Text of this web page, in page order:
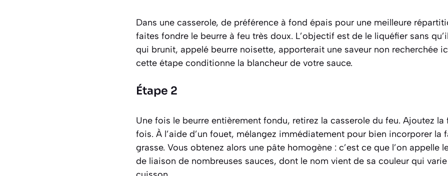
Dans une casserole, de préférence à fond épais pour une meilleure
faites fondre le beurre à feu très doux. L’objectif est de le liquéfier sans
qui brunit, appelé beurre noisette, apporterait une saveur non recherchée
cette étape conditionne la blancheur de votre sauce.
Étape 2
Une fois le beurre entièrement fondu, retirez la casserole du feu. Ajoutez la
fois. À l’aide d’un fouet, mélangez immédiatement pour bien incorporer la
grasse. Vous obtenez alors une pâte homogène : c’est ce que l’on appelle
de liaison de nombreuses sauces, dont le nom vient de sa couleur qui